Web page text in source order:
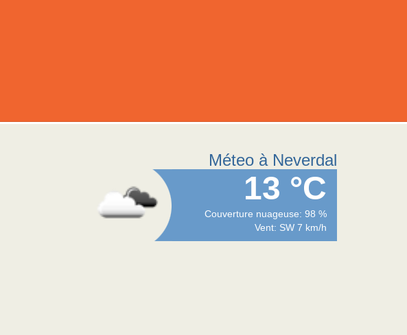
Méteo à Neverdal
13 °C
Couverture nuageuse: 98 %
Vent: SW 7 km/h